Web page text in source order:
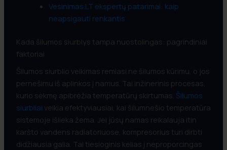
Vesinimas.LT ekspertų patarimai: kaip
neapsigauti renkantis
Kada šilumos siurblys tampa nuostolingas: pagrindiniai
faktoriai
Šilumos siurblio veikimas remiasi ne šilumos kūrimu, o jos
pernešimu iš aplinkos į namus. Tai inžinerinis procesas,
kurio sėkmę apibrėžia temperatūrų skirtumas. Šilumos
siurbliai veikia efektyviausiai, kai šilumnešio temperatūra
sistemoje išlieka žema. Jei jūsų namas reikalauja itin
karšto vandens radiatoriuose, kompresorius turi dirbti
didžiausia galia. Tai tiesioginis kelias į neproporcingas